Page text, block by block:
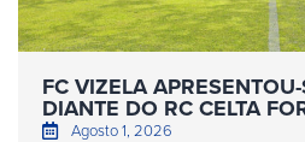
FC VIZELA
DIANTE DO RC CELTA
Agosto 1, 2026